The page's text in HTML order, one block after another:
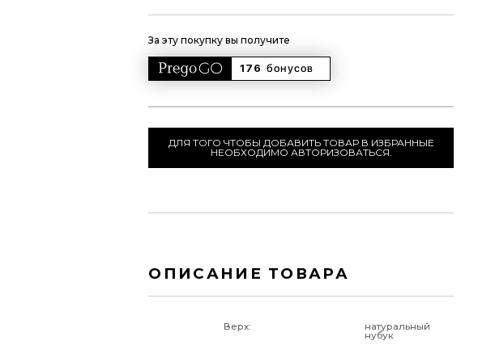
За эту покупку вы получите
176 бонусов
ДЛЯ ТОГО ЧТОБЫ ДОБАВИТЬ ТОВАР В ИЗБРАННЫЕ
НЕОБХОДИМО АВТОРИЗОВАТЬСЯ.
ОПИСАНИЕ ТОВАРА
Верх: натуральный
нубук